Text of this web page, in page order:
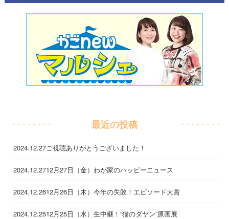
最近の投稿
2024.12.27ご視聴ありがとうございました！
2024.12.2712月27日（金）わが家のハッピーニュース
2024.12.2612月26日（木）今年の失敗！エピソード大賞
2024.12.2512月25日（水）生中継！“猫のダヤン”原画展